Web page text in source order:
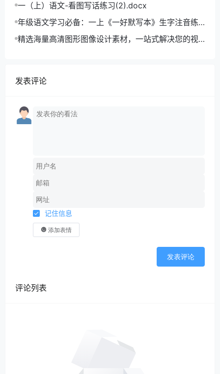
一（上）语文-看图写话练习(2).docx
年级语文学习必备：一上《一好默写本》生字注音练
习电子版，助力孩子打好基础
精选海量高清图形图像设计素材，一站式解决您的视
发表评论
记住信息
添加表情
发表评论
评论列表